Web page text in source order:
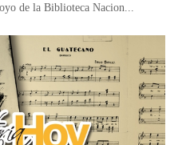
de la Biblioteca Nacion...